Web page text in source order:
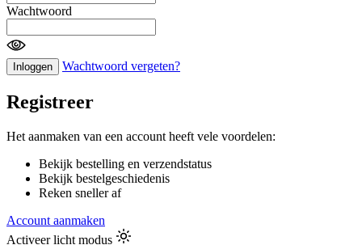
Wachtwoord
Inloggen Wachtwoord vergeten?
Registreer
Het aanmaken van een account heeft vele voordelen:
Bekijk bestelling en verzendstatus
Bekijk bestelgeschiedenis
Reken sneller af
Account aanmaken
Activeer licht modus